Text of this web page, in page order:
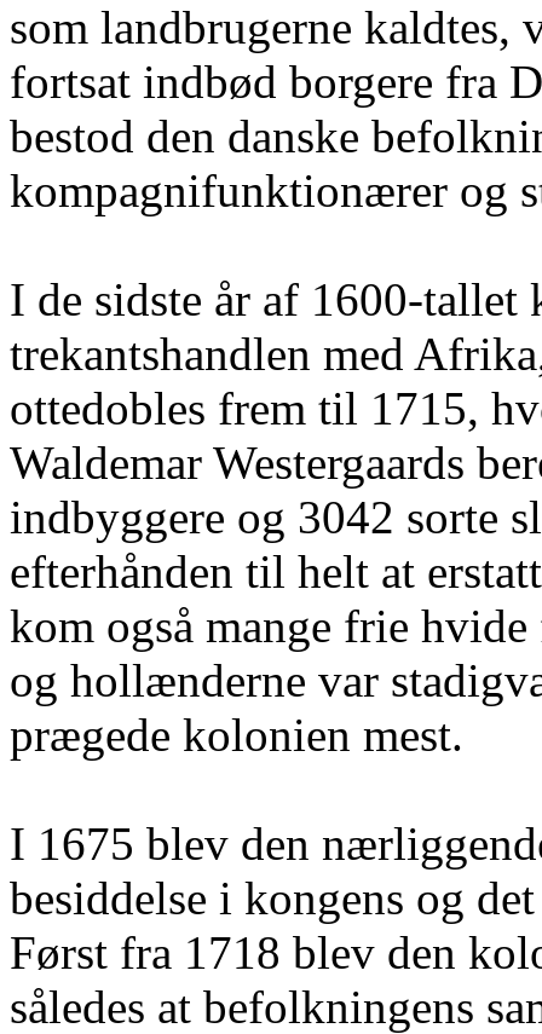
som landbrugerne
fortsat indbød borgere fra
bestod den danske
kompagnifunktionærer og
I de sidste år af 1600-
trekantshandlen med
ottedobles frem til 1715,
Waldemar Westergaards
indbyggere og 3042 sorte
efterhånden til helt at
kom også mange frie
og hollænderne var
prægede kolonien mest.
I 1675 blev den
besiddelse i kongens og
Først fra 1718 blev den
således at befolkningens